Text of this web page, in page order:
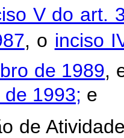
V do art.
, o inciso
de 1989,
1993; e
de